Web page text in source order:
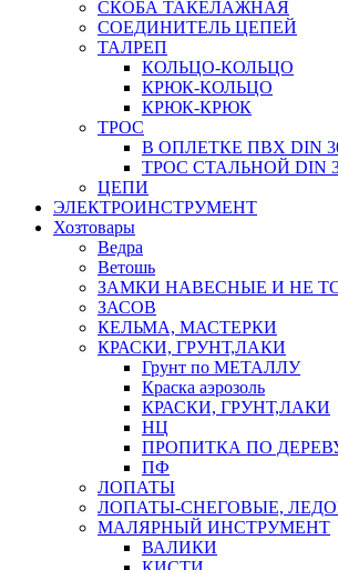
СКОБА ТАКЕЛАЖНАЯ
СОЕДИНИТЕЛЬ ЦЕПЕЙ
ТАЛРЕП
КОЛЬЦО-КОЛЬЦО
КРЮК-КОЛЬЦО
КРЮК-КРЮК
ТРОС
В ОПЛЕТКЕ ПВХ DIN
ТРОС СТАЛЬНОЙ DIN
ЦЕПИ
ЭЛЕКТРОИНСТРУМЕНТ
Хозтовары
Ведра
Ветошь
ЗАМКИ НАВЕСНЫЕ И НЕ
ЗАСОВ
КЕЛЬМА, МАСТЕРКИ
КРАСКИ, ГРУНТ,ЛАКИ
Грунт по МЕТАЛЛУ
Краска аэрозоль
КРАСКИ, ГРУНТ,ЛАКИ
НЦ
ПРОПИТКА ПО
ПФ
ЛОПАТЫ
ЛОПАТЫ-СНЕГОВЫЕ,
МАЛЯРНЫЙ ИНСТРУМЕНТ
ВАЛИКИ